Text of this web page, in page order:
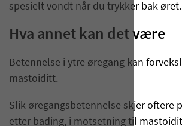
spesielt vondt når du trykker bak øret.
Hva annet kan det være
Betennelse i ytre øregang kan
mastoiditt.
Slik øregangsbetennelse skjer oftere
etter bading, i motsetning til